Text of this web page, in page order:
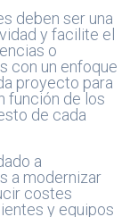
deben ser una
y facilite el
o
con un enfoque
proyecto para
función de los
de cada
a
a modernizar
costes
y equipos